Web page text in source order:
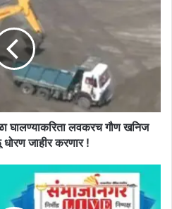
घालण्याकरिता लवकरच गौण खनिज
जाहीर करणार !